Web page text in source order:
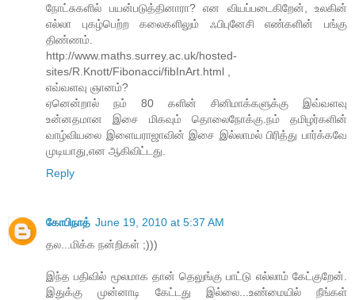
நோட்சுகளில் பயன்படுத்தினாரா? என வியப்படைகிறேன், உலகின்
எல்லா புகழ்பெற்ற கலைகளிலும் ஃபிபுனேசி எண்களின் பங்கு
திண்ணம்.
http://www.maths.surrey.ac.uk/hosted-
sites/R.Knott/Fibonacci/fibInArt.html ,
எவ்வளவு ஞானம்?
ஏனென்றால் நம் 80 களின் சினிமாக்களுக்கு இவ்வளவு
உன்னதமான இசை மிகவும் தொலைநோக்கு.நம் தமிழர்களின்
வாழ்வியலை இளையராஜாவின் இசை இல்லாமல் பிரித்து பார்க்கவே
முடியாது,என ஆகிவிட்டது.
Reply
கோபிநாத் June 19, 2010 at 5:37 AM
தல...மிக்க நன்றிகள் ;)))
இந்த பதிவில் மூலமாக தான் தெலுங்கு பாட்டு எல்லாம் கேட்குறேன்.
இதுக்கு முன்னாடி கேட்டது இல்லை...உண்மையில் நீங்கள்